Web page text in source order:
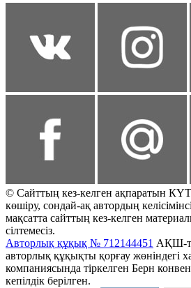
© Сайттың кез-келген ақпаратын
көшіру, сондай-ақ автордың
мақсатта сайттың кез-келген
сілтемесіз.
Авторлық құқық № 712144451 АҚШ-
авторлық құқықты қорғау жөніндегі
компаниясында тіркелген Берн
кепілдік берілген.